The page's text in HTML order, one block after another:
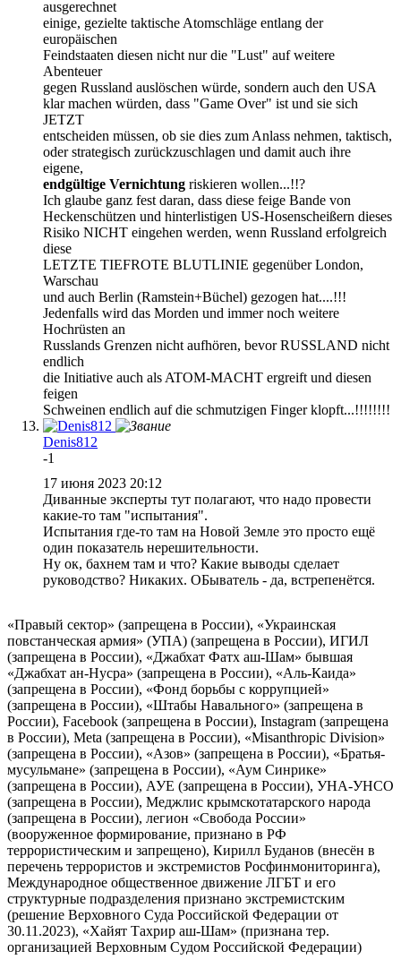
ausgerechnet
einige, gezielte taktische Atomschläge entlang der
europäischen
Feindstaaten diesen nicht nur die "Lust" auf weitere
Abenteuer
gegen Russland auslöschen würde, sondern auch den USA
klar machen würden, dass "Game Over" ist und sie sich
JETZT
entscheiden müssen, ob sie dies zum Anlass nehmen, taktisch,
oder strategisch zurückzuschlagen und damit auch ihre
eigene,
endgültige Vernichtung riskieren wollen...!!?
Ich glaube ganz fest daran, dass diese feige Bande von
Heckenschützen und hinterlistigen US-Hosenscheißern dieses
Risiko NICHT eingehen werden, wenn Russland erfolgreich
diese
LETZTE TIEFROTE BLUTLINIE gegenüber London,
Warschau
und auch Berlin (Ramstein+Büchel) gezogen hat....!!!
Jedenfalls wird das Morden und immer noch weitere
Hochrüsten an
Russlands Grenzen nicht aufhören, bevor RUSSLAND nicht
endlich
die Initiative auch als ATOM-MACHT ergreift und diesen
feigen
Schweinen endlich auf die schmutzigen Finger klopft...!!!!!!!!
Denis812
-1
17 июня 2023 20:12
Диванные эксперты тут полагают, что надо провести
какие-то там "испытания".
Испытания где-то там на Новой Земле это просто ещё
один показатель нерешительности.
Ну ок, бахнем там и что? Какие выводы сделает
руководство? Никаких. ОБыватель - да, встрепенётся.
«Правый сектор» (запрещена в России), «Украинская
повстанческая армия» (УПА) (запрещена в России), ИГИЛ
(запрещена в России), «Джабхат Фатх аш-Шам» бывшая
«Джабхат ан-Нусра» (запрещена в России), «Аль-Каида»
(запрещена в России), «Фонд борьбы с коррупцией»
(запрещена в России), «Штабы Навального» (запрещена в
России), Facebook (запрещена в России), Instagram (запрещена
в России), Meta (запрещена в России), «Misanthropic Division»
(запрещена в России), «Азов» (запрещена в России), «Братья-
мусульмане» (запрещена в России), «Аум Синрике»
(запрещена в России), АУЕ (запрещена в России), УНА-УНСО
(запрещена в России), Меджлис крымскотатарского народа
(запрещена в России), легион «Свобода России»
(вооруженное формирование, признано в РФ
террористическим и запрещено), Кирилл Буданов (внесён в
перечень террористов и экстремистов Росфинмониторинга),
Международное общественное движение ЛГБТ и его
структурные подразделения признано экстремистским
(решение Верховного Суда Российской Федерации от
30.11.2023), «Хайят Тахрир аш-Шам» (признана тер.
организацией Верховным Судом Российской Федерации)